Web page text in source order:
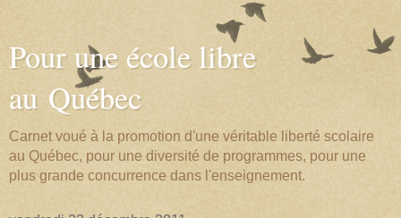
Pour une école libre
au Québec
Carnet voué à la promotion d'une véritable liberté scolaire
au Québec, pour une diversité de programmes, pour une
plus grande concurrence dans l'enseignement.